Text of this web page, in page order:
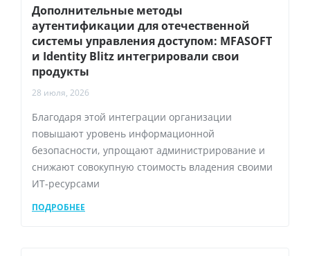
Дополнительные методы
аутентификации для отечественной
системы управления доступом: MFASOFT
и Identity Blitz интегрировали свои
продукты
28 июля, 2026
Благодаря этой интеграции организации
повышают уровень информационной
безопасности, упрощают администрирование и
снижают совокупную стоимость владения своими
ИТ-ресурсами
ПОДРОБНЕЕ